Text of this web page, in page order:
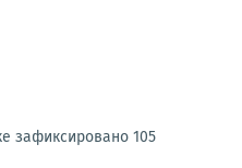
зафиксировано 105